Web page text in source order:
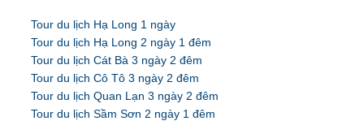
Tour du lịch Hạ Long 1 ngày
Tour du lịch Hạ Long 2 ngày 1 đêm
Tour du lịch Cát Bà 3 ngày 2 đêm
Tour du lịch Cô Tô 3 ngày 2 đêm
Tour du lịch Quan Lạn 3 ngày 2 đêm
Tour du lịch Sầm Sơn 2 ngày 1 đêm